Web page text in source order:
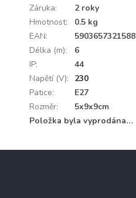
Záruka:
2 roky
Hmotnost:
0.5 kg
EAN:
5903657321588
Délka (m):
6
IP:
44
Napětí (V):
230
Patice:
E27
Rozměr:
5x9x9cm
Položka byla vyprodána…